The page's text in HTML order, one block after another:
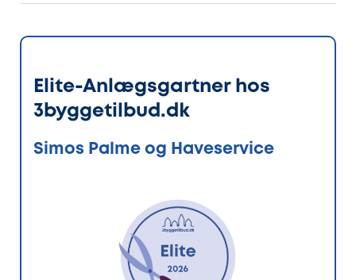
Elite-Anlægsgartner hos
3byggetilbud.dk
Simos Palme og Haveservice